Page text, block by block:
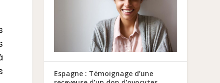
Espagne : Témoignage d’une